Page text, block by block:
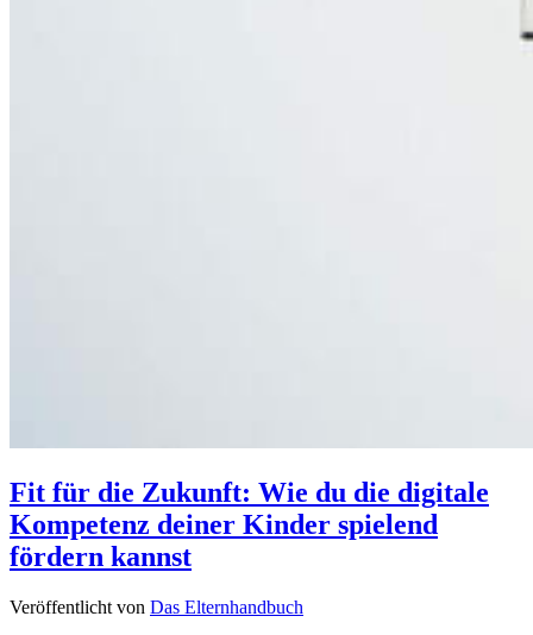
Fit für die Zukunft: Wie du die digitale
Kompetenz deiner Kinder spielend
fördern kannst
Veröffentlicht von Das Elternhandbuch